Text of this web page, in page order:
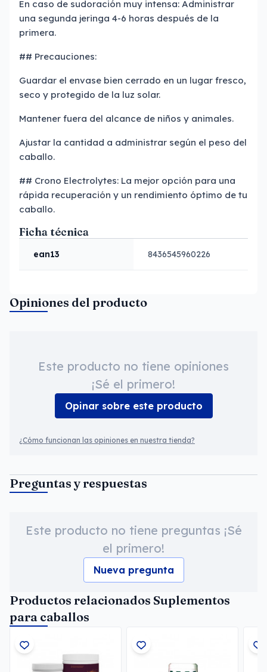
En caso de sudoración muy intensa: Administrar
una segunda jeringa 4-6 horas después de la
primera.
## Precauciones:
Guardar el envase bien cerrado en un lugar fresco,
seco y protegido de la luz solar.
Mantener fuera del alcance de niños y animales.
Ajustar la cantidad a administrar según el peso del
caballo.
## Crono Electrolytes: La mejor opción para una
rápida recuperación y un rendimiento óptimo de tu
caballo.
Ficha técnica
ean13 8436545960226
Opiniones del producto
Este producto no tiene opiniones
¡Sé el primero!
Opinar sobre este producto
¿Cómo funcionan las opiniones en nuestra tienda?
Preguntas y respuestas
Este producto no tiene preguntas ¡Sé
el primero!
Nueva pregunta
Productos relacionados Suplementos
para caballos